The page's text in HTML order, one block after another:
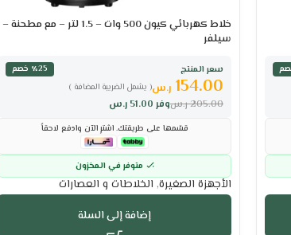
خلاط كهربائي كيون 500 وات – 1.5 لتر – مع مطحنة –
سيلفر
سعر المنتج
٪25 خصم
( يشمل الضريبة المضافة )
154.00 ر.س
وفر 51.00 ر.س 205.00ر.س
قسّمها على طريقتك. اشترِ الآن وادفع لاحقاً
متوفر في المخزون
الأجهزة الصغيرة, الخلاطات و العصارات
إضافة إلى السلة